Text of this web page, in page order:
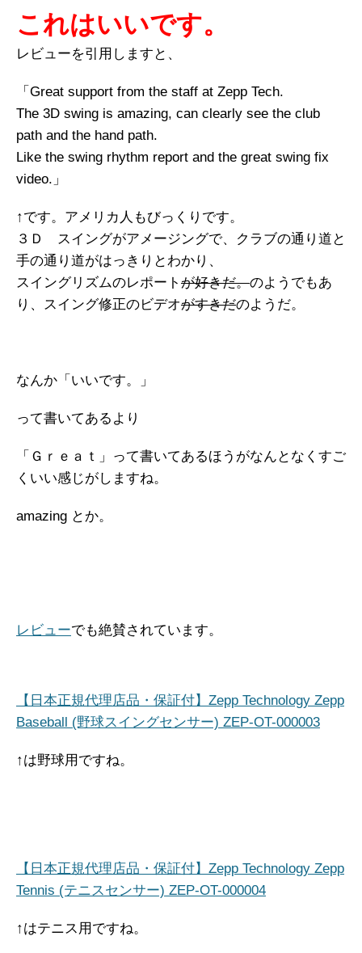
これはいいです。
レビューを引用しますと、
「Great support from the staff at Zepp Tech.
The 3D swing is amazing, can clearly see the club
path and the hand path.
Like the swing rhythm report and the great swing fix
video.」
↑です。アメリカ人もびっくりです。
３Ｄ スイングがアメージングで、クラブの通り道と
手の通り道がはっきりとわかり、
スイングリズムのレポート が好きだ。のようでもあ
り、スイング修正のビデオがすきだのようだ。
なんか「いいです。」
って書いてあるより
「Ｇｒｅａｔ」って書いてあるほうがなんとなくすご
くいい感じがしますね。
amazing とか。
レビューでも絶賛されています。
【日本正規代理店品・保証付】Zepp Technology Zepp
Baseball (野球スイングセンサー) ZEP-OT-000003
↑は野球用ですね。
【日本正規代理店品・保証付】Zepp Technology Zepp
Tennis (テニスセンサー) ZEP-OT-000004
↑はテニス用ですね。